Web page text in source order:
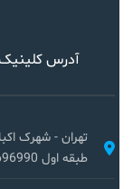
آدرس
طبقه اول 02144696990